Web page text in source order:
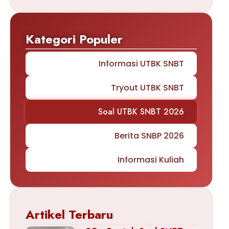
Kategori Populer
Informasi UTBK SNBT
Tryout UTBK SNBT
Soal UTBK SNBT 2026
Berita SNBP 2026
Informasi Kuliah
Artikel Terbaru